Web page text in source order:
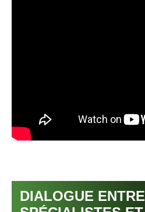
DIALOGUE ENTRE